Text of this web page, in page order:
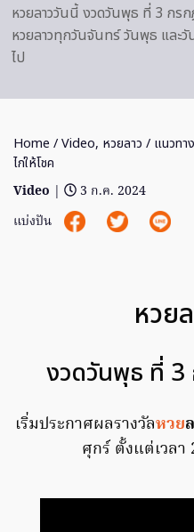
หวยลาววันนี้ งวดวันพุธ ที่ 3 กร
หวยลาวทุกวันจันทร์ วันพุธ และ
ไป
Home /Video, หวยลาว / แนวทา
ไก่ให้โชค
Video |
3 ก.ค. 2024
แบ่งปัน
หวย
งวดวันพุธ ที่
เริ่มประกาศผลรางวัลหวย
ศุกร์ ตั้งแต่เวลา